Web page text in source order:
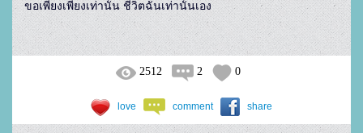
2512 2 0
love comment share